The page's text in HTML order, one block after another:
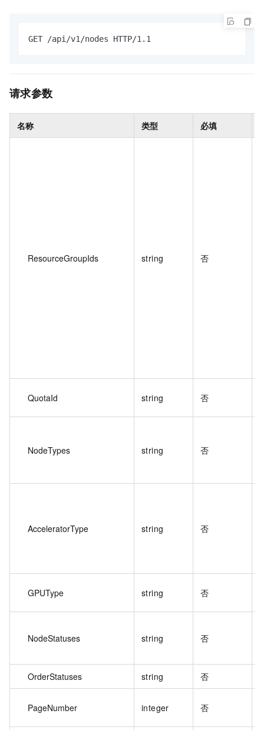
GET /api/v1/nodes HTTP/1.1
请求参数
名称 类型 必填
ResourceGroupIds string 否
QuotaId string 否
NodeTypes string 否
AcceleratorType string 否
GPUType string 否
NodeStatuses string 否
OrderStatuses string 否
PageNumber integer 否